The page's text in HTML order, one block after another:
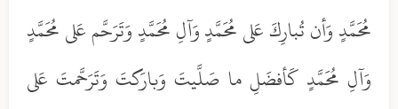
مُحَمَّدٍ وَأن تُبارِكَ عَلى مُحَمَّدٍ وَآلِ مُحَمَّدٍ وَتَرَحَّم عَلى مُحَمَّدٍ
وَآلِ مُحَمَّدٍ كَأفضَلِ ما صَلَّيتَ وَبارَكتَ وَتَرَحَّمتَ عَلى